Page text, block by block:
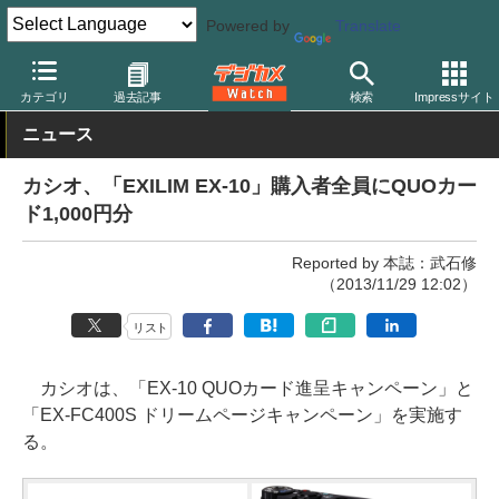
Powered by Translate
カテゴリ 過去記事 検索 Impressサイト
デジカメ Watch カメラ レンズ一体型（コンパクト）カメラ カ
ニュース
カシオ、「EXILIM EX-10」購入者全員にQUOカー
ド1,000円分
Reported by 本誌：武石修
（2013/11/29 12:02）
リスト
カシオは、「EX-10 QUOカード進呈キャンペーン」と
「EX-FC400S ドリームページキャンペーン」を実施す
る。